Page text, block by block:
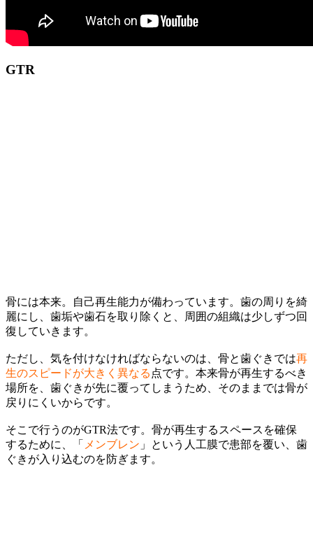
GTR
骨には本来。自己再生能力が備わっています。歯の周りを綺
麗にし、歯垢や歯石を取り除くと、周囲の組織は少しずつ回
復していきます。
ただし、気を付けなければならないのは、骨と歯ぐきでは再
生のスピードが大きく異なる 点です。本来骨が再生するべき
場所を、歯ぐきが先に覆ってしまうため、そのままでは骨が
戻りにくいからです。
そこで行うのがGTR法です。骨が再生するスペースを確保
するために、「 メンブレン 」という人工膜で患部を覆い、歯
ぐきが入り込むのを防ぎます。